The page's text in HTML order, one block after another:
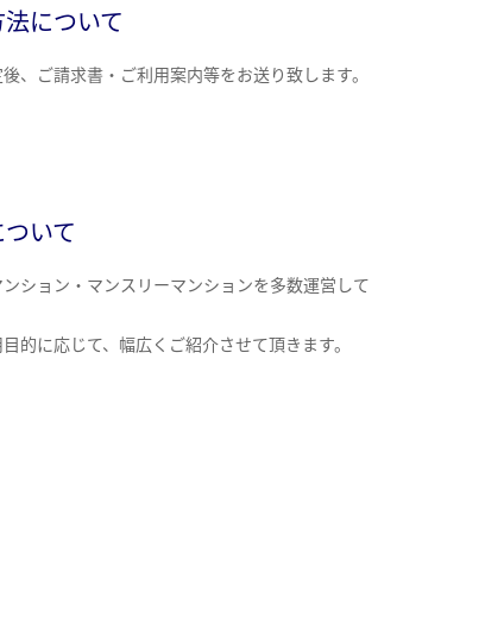
について
、ご請求書・ご利用案内等をお送り致します。
いて
ション・マンスリーマンションを多数運営して
的に応じて、幅広くご紹介させて頂きます。